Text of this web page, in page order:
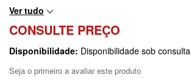
Ver tudo
CONSULTE PREÇO
Disponibilidade: Disponibilidade sob consulta
Seja o primeiro a avaliar este produto